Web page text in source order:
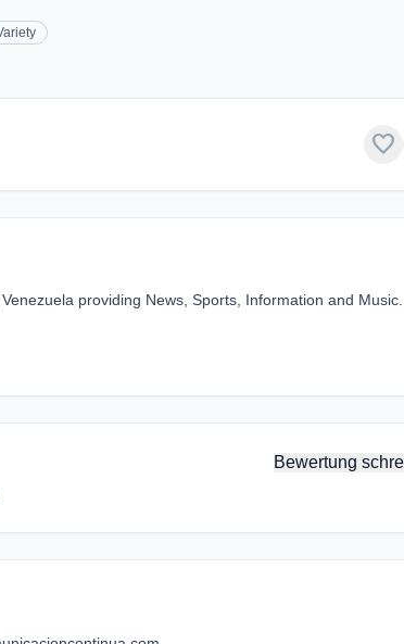
favorite
providing News, Sports, Information and Music.
Bewertung